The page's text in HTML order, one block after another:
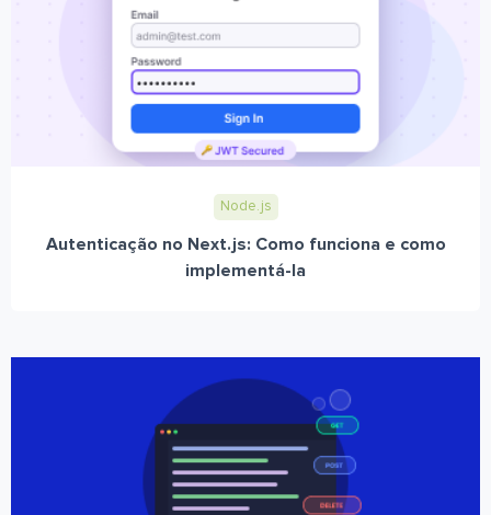
Node.js
Autenticação no Next.js: Como funciona e como
implementá-la